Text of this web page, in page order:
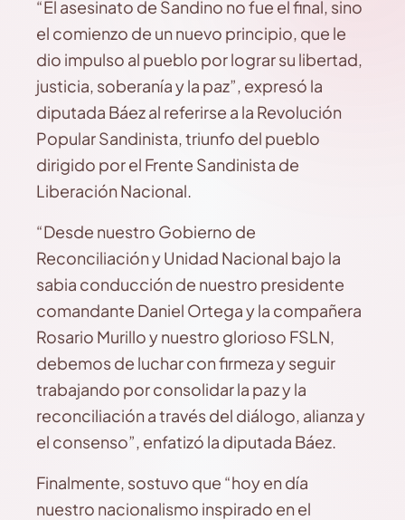
“El asesinato de Sandino no fue el final, sino
el comienzo de un nuevo principio, que le
dio impulso al pueblo por lograr su libertad,
justicia, soberanía y la paz”, expresó la
diputada Báez al referirse a la Revolución
Popular Sandinista, triunfo del pueblo
dirigido por el Frente Sandinista de
Liberación Nacional.
“Desde nuestro Gobierno de
Reconciliación y Unidad Nacional bajo la
sabia conducción de nuestro presidente
comandante Daniel Ortega y la compañera
Rosario Murillo y nuestro glorioso FSLN,
debemos de luchar con firmeza y seguir
trabajando por consolidar la paz y la
reconciliación a través del diálogo, alianza y
el consenso”, enfatizó la diputada Báez.
Finalmente, sostuvo que “hoy en día
nuestro nacionalismo inspirado en el